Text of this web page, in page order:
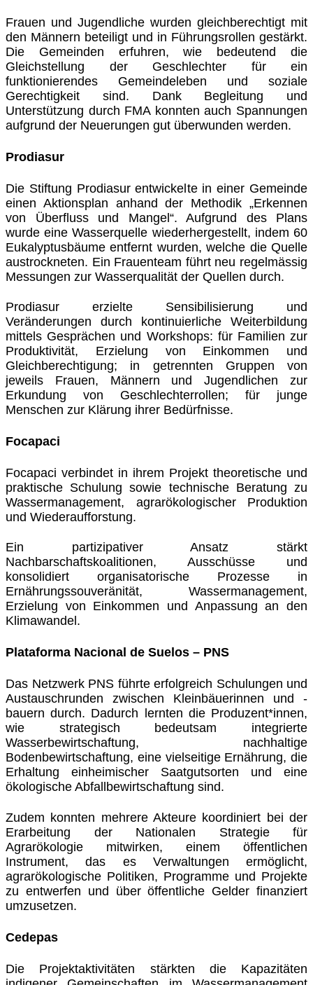
Frauen und Jugendliche wurden gleichberechtigt mit
den Männern beteiligt und in Führungsrollen gestärkt.
Die Gemeinden erfuhren, wie bedeutend die
Gleichstellung der Geschlechter für ein
funktionierendes Gemeindeleben und soziale
Gerechtigkeit sind. Dank Begleitung und
Unterstützung durch FMA konnten auch Spannungen
aufgrund der Neuerungen gut überwunden werden.
Prodiasur
Die Stiftung Prodiasur entwickelte in einer Gemeinde
einen Aktionsplan anhand der Methodik „Erkennen
von Überfluss und Mangel“. Aufgrund des Plans
wurde eine Wasserquelle wiederhergestellt, indem 60
Eukalyptusbäume entfernt wurden, welche die Quelle
austrockneten. Ein Frauenteam führt neu regelmässig
Messungen zur Wasserqualität der Quellen durch.
Prodiasur erzielte Sensibilisierung und
Veränderungen durch kontinuierliche Weiterbildung
mittels Gesprächen und Workshops: für Familien zur
Produktivität, Erzielung von Einkommen und
Gleichberechtigung; in getrennten Gruppen von
jeweils Frauen, Männern und Jugendlichen zur
Erkundung von Geschlechterrollen; für junge
Menschen zur Klärung ihrer Bedürfnisse.
Focapaci
Focapaci verbindet in ihrem Projekt theoretische und
praktische Schulung sowie technische Beratung zu
Wassermanagement, agrarökologischer Produktion
und Wiederaufforstung.
Ein partizipativer Ansatz stärkt
Nachbarschaftskoalitionen, Ausschüsse und
konsolidiert organisatorische Prozesse in
Ernährungssouveränität, Wassermanagement,
Erzielung von Einkommen und Anpassung an den
Klimawandel.
Plataforma Nacional de Suelos – PNS
Das Netzwerk PNS führte erfolgreich Schulungen und
Austauschrunden zwischen Kleinbäuerinnen und -
bauern durch. Dadurch lernten die Produzent*innen,
wie strategisch bedeutsam integrierte
Wasserbewirtschaftung, nachhaltige
Bodenbewirtschaftung, eine vielseitige Ernährung, die
Erhaltung einheimischer Saatgutsorten und eine
ökologische Abfallbewirtschaftung sind.
Zudem konnten mehrere Akteure koordiniert bei der
Erarbeitung der Nationalen Strategie für
Agrarökologie mitwirken, einem öffentlichen
Instrument, das es Verwaltungen ermöglicht,
agrarökologische Politiken, Programme und Projekte
zu entwerfen und über öffentliche Gelder finanziert
umzusetzen.
Cedepas
Die Projektaktivitäten stärkten die Kapazitäten